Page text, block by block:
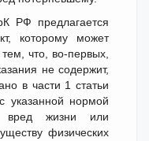
РФ предлагается
которому может
что, во-первых,
не содержит,
в части 1 статьи
указанной нормой
вред жизни или
физических